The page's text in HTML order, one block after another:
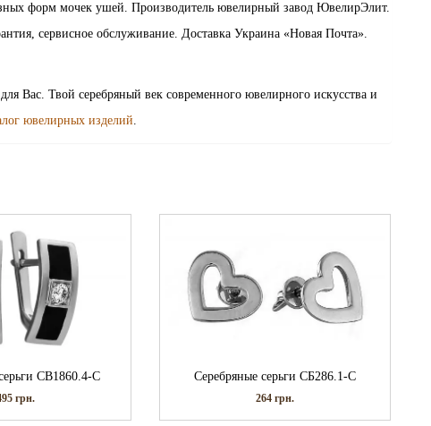
форм мочек ушей. Производитель ювелирный завод ЮвелирЭлит.
сервисное обслуживание. Доставка Украина «Новая Почта».
Вас. Твой серебряный век современного ювелирного искусства и
ювелирных изделий.
СВ1860.4-С
грн.
Серебряные серьги СБ286.1-С
264грн.